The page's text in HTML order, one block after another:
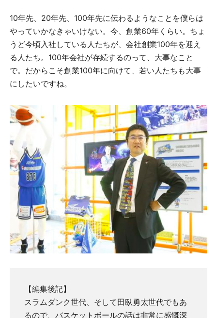
10年先、20年先、100年先に伝わるようなことを僕らは
やっていかなきゃいけない。今、創業60年くらい。ちょ
うど今頃入社している人たちが、会社創業100年を迎え
る人たち。100年会社が存続するのって、大事なこと
で。だからこそ創業100年に向けて、若い人たちも大事
にしたいですね。
【編集後記】
スラムダンク世代、そして田臥勇太世代でもあ
るので、バスケットボールの話は非常に感慨深